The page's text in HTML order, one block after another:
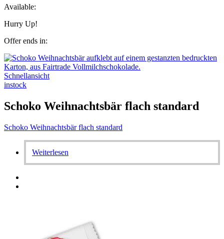
Available:
Hurry Up!
Offer ends in:
Schnellansicht
instock
Schoko Weihnachtsbär flach standard
Schoko Weihnachtsbär flach standard
Weiterlesen